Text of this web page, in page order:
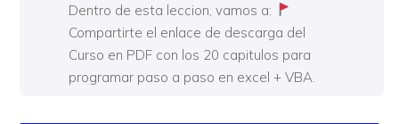
Dentro de esta leccion, vamos a:
Compartirte el enlace de descarga del
Curso en PDF con los 20 capitulos para
programar paso a paso en excel + VBA.